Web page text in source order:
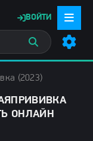
ВОЙТИ
(2023)
ОНЛАЙН